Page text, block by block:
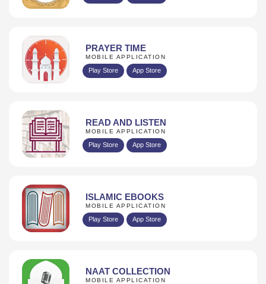
PRAYER TIME
MOBILE APPLICATION
Play Store App Store
READ AND LISTEN
MOBILE APPLICATION
Play Store App Store
ISLAMIC EBOOKS
MOBILE APPLICATION
Play Store App Store
NAAT COLLECTION
MOBILE APPLICATION